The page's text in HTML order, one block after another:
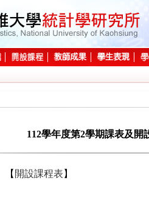
112學年度第2學期課表及開
、【 開設課程表 】